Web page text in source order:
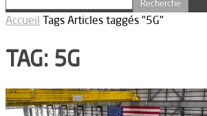
Accueil Tags Articles taggés "5G"
TAG: 5G